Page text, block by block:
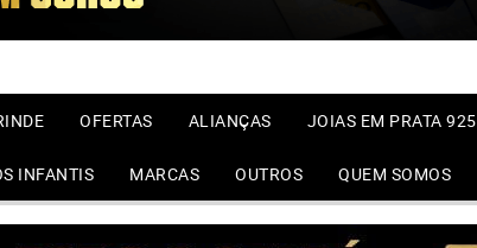
OFERTAS ALIANÇAS JOIAS EM PRATA 925
INFANTIS MARCAS OUTROS QUEM SOMOS